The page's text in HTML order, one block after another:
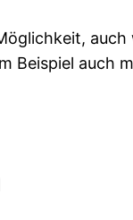
Beispiel auch